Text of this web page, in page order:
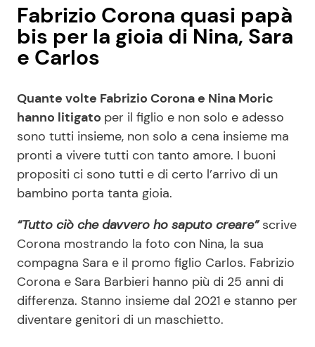
Fabrizio Corona quasi papà
bis per la gioia di Nina, Sara
e Carlos
Quante volte Fabrizio Corona e Nina Moric
hanno litigato per il figlio e non solo e adesso
sono tutti insieme, non solo a cena insieme ma
pronti a vivere tutti con tanto amore. I buoni
propositi ci sono tutti e di certo l’arrivo di un
bambino porta tanta gioia.
“Tutto ciò che davvero ho saputo creare”scrive
Corona mostrando la foto con Nina, la sua
compagna Sara e il promo figlio Carlos. Fabrizio
Corona e Sara Barbieri hanno più di 25 anni di
differenza. Stanno insieme dal 2021 e stanno per
diventare genitori di un maschietto.